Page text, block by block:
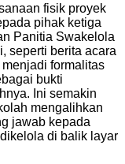
fisik proyek
pihak ketiga
Panitia Swakelola
seperti berita acara
formalitas
bukti
Ini semakin
mengalihkan
jawab kepada
di balik layar